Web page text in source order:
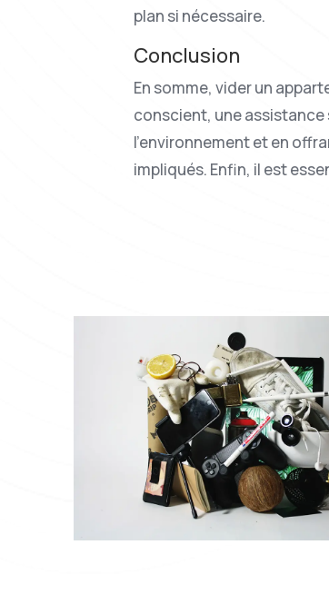
plan si nécessaire.
Conclusion
En somme, vider un
conscient, une assistance
l’environnement et en
impliqués. Enfin, il est